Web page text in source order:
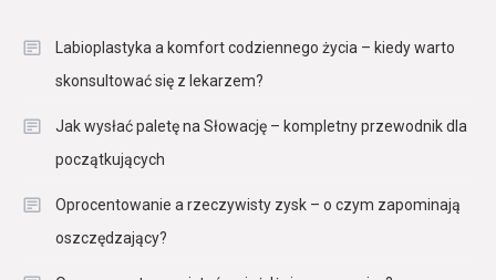
Labioplastyka a komfort codziennego życia – kiedy warto
skonsultować się z lekarzem?
Jak wysłać paletę na Słowację – kompletny przewodnik dla
początkujących
Oprocentowanie a rzeczywisty zysk – o czym zapominają
oszczędzający?